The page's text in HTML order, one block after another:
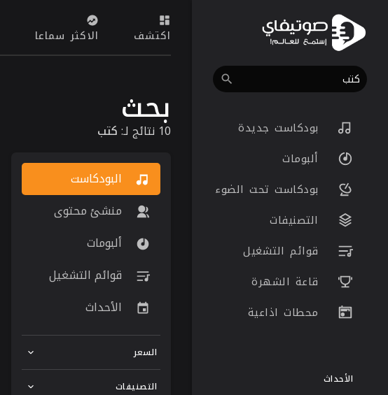
بودكاست جديدة
ألبومات
بودكاست تحت الضوء
التصنيفات
قوائم التشغيل
قاعة الشهرة
محطات اذاعية
الأحداث
اكتشف الاكثر سماعا
بحث
البودكاست
منشئ محتوى
ألبومات
قوائم التشغيل
الأحداث
السعر
التصنيفات
10 نتائج لـ: كتب